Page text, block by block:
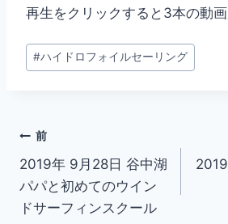
再生をクリックすると3本の動
投
稿
#ハイドロフォイルセーリング
投
稿
ナ
前
2019年 9月28日 谷中湖
パパと初めてのウイン
ドサーフィンスクール